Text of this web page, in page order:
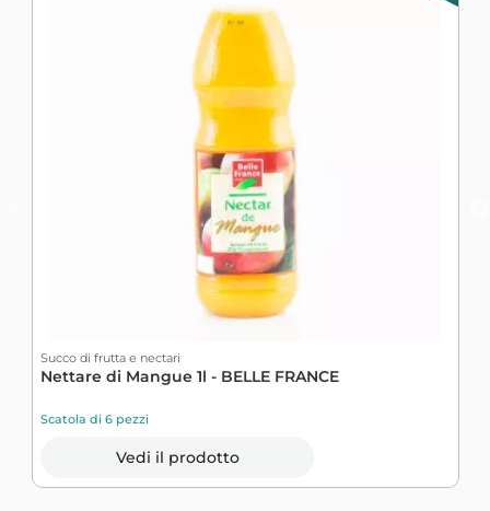
Succo di frutta e nectari
Nettare di Mangue 1l - BELLE FRANCE
Scatola di 6 pezzi
Vedi il prodotto